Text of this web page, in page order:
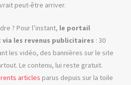
peut-être arriver.
? Pour l’instant, le portail
les revenus publicitaires : 30
les vidéo, des bannières sur le site
Le contenu, lui reste gratuit.
articles parus depuis sur la toile